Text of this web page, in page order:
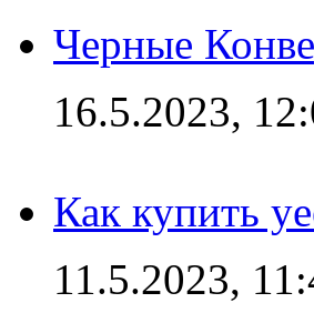
Черные
16.5.2023,
Как купить
11.5.2023,